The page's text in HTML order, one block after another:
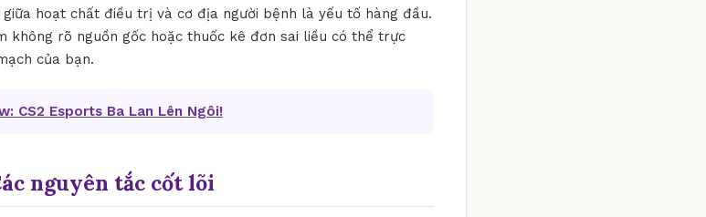
hoạt chất điều trị và cơ địa người bệnh là yếu tố hàng đầu.
không rõ nguồn gốc hoặc thuốc kê đơn sai liều có thể trực
của bạn.
CS2 Esports Ba Lan Lên Ngôi!
nguyên tắc cốt lõi